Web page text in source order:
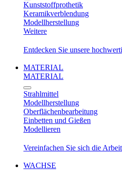
Kunststoffprothetik
Keramikverblendung
Modellherstellung
Weitere
Entdecken Sie unsere
MATERIAL
MATERIAL
Strahlmittel
Modellherstellung
Oberflächenbearbeitung
Einbetten und Gießen
Modellieren
Vereinfachen Sie sich die
WACHSE